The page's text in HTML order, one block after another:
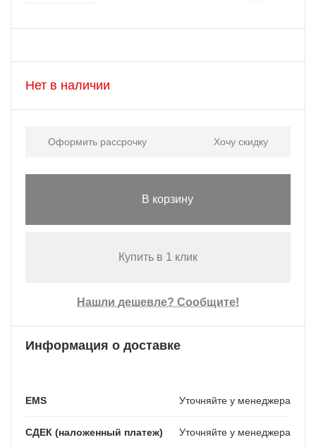
Нет в наличии
Оформить рассрочку Хочу скидку
В корзину
Купить в 1 клик
Нашли дешевле? Сообщите!
Информация о доставке
EMS Уточняйте у менеджера
СДЕК (наложенный платеж) Уточняйте у менеджера